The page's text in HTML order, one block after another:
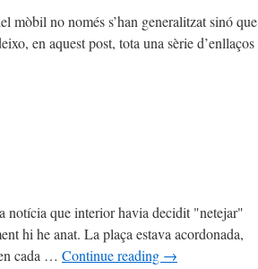
mòbil no només s’han generalitzat sinó que
en aquest post, tota una sèrie d’enllaços
notícia que interior havia decidit "netejar"
hi he anat. La plaça estava acordonada,
cada … Continue reading →